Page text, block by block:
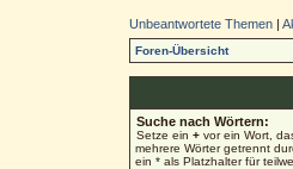
Unbeantwortete Themen|
Foren-Übersicht
Suche nach Wörtern:
Setze ein +vor ein Wort,
mehrere Wörter getrennt
ein * als Platzhalter für